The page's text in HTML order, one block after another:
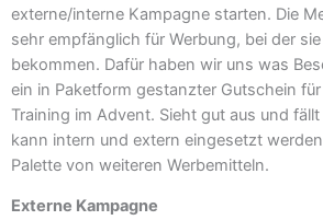
externe/interne Kampagne starten. Die
sehr empfänglich für Werbung, bei der
bekommen. Dafür haben wir uns was
ein in Paketform gestanzter Gutschein
Training im Advent. Sieht gut aus und
kann intern und extern eingesetzt
Palette von weiteren Werbemitteln.
Externe Kampagne